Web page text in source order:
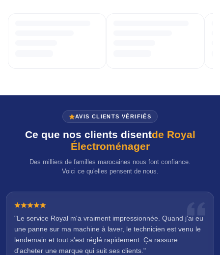
AVIS CLIENTS VÉRIFIÉS
Ce que nos clients disentde Royal
Électroménager
Des milliers de familles marocaines nous font confiance.
Voici ce qu'elles pensent de nous.
"Le service Royal m'a vraiment impressionnée. Quand j'ai eu
une panne sur ma machine à laver, le technicien est venu le
lendemain et tout s'est réglé rapidement. Ça rassure
d'acheter une marque qui suit ses clients."